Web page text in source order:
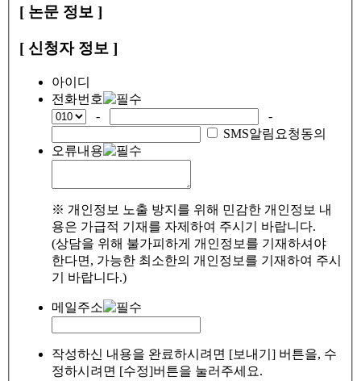
[ 논문 정보 ]
[ 신청자 정보 ]
아이디
전화번호
-
-
SMS알림요청동의
오류내용
※ 개인정보 노출 방지를 위해 민감한 개인정보 내
용은 가급적 기재를 자제하여 주시기 바랍니다.
(상담을 위해 불가피하게 개인정보를 기재하셔야
한다면, 가능한 최소한의 개인정보를 기재하여 주시
기 바랍니다.)
메일주소
작성하신 내용을 완료하시려면 [보내기] 버튼을, 수
정하시려면 [수정]버튼을 눌러주세요.